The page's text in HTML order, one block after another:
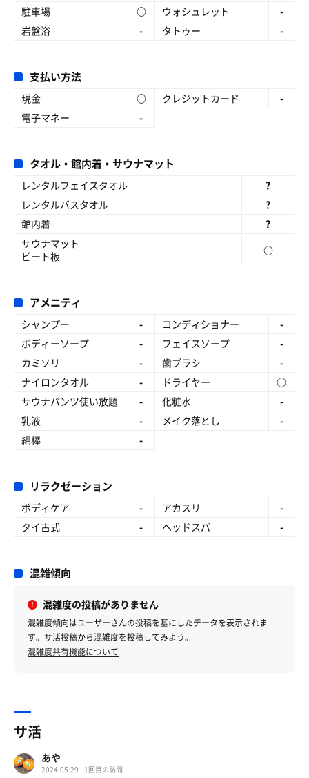
駐車場
○ ウォシュレット
-
岩盤浴
- タトゥー -
支払い方法
現金 ○ クレジットカード
-
電子マネー
-
タオル・館内着・サウナマット
レンタルフェイスタオル
?
レンタルバスタオル
?
館内着
?
サウナマット
ビート板
○
アメニティ
シャンプー - コンディショナー
-
ボディーソープ
- フェイスソープ
-
カミソリ
- 歯ブラシ
-
ナイロンタオル
- ドライヤー
○
サウナパンツ使い放題
- 化粧水
-
乳液
- メイク落とし
-
綿棒
-
リラクゼーション
ボディケア - アカスリ
-
タイ古式
- ヘッドスパ -
混雑傾向
混雑度の投稿がありません
混雑度傾向はユーザーさんの投稿を基にしたデータを表示されま
す。サ活投稿から混雑度を投稿してみよう。
混雑度共有機能について
サ活
あや
2024.05.29 1回目の訪問